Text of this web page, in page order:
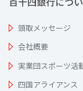
頭取メッセージ
会社概要
実業団スポーツ活
四国アライアンス